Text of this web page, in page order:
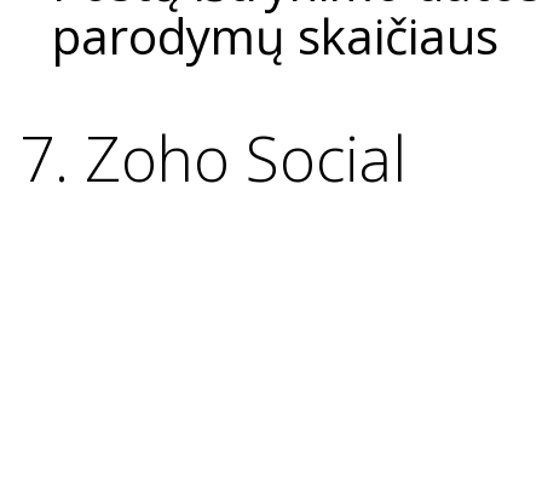
parodymų skaičiaus
7. Zoho Social